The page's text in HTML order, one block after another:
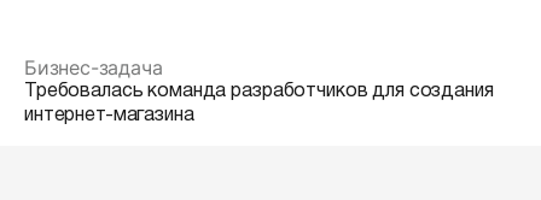
Бизнес-задача
Требовалась команда разработчиков для создания
интернет-магазина